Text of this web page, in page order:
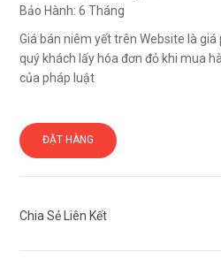
Bảo Hành: 6 Tháng
Giá bán niêm yết trên Website là
quý khách lấy hóa đơn đỏ khi mua
của pháp luật
ĐẶT HÀNG
Chia Sẻ Liên Kết